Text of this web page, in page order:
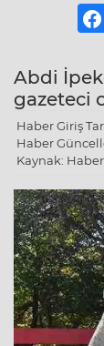
Abdi
gazeteci
Haber Giriş
Haber
Kaynak: